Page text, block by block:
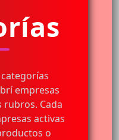
empresas
rubros. Cada
activas
o